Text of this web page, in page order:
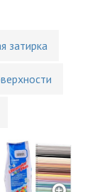
затирка